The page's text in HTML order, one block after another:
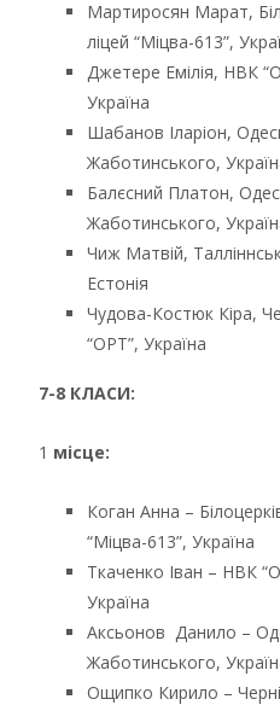
Мартиросян Марат,
ліцей “Міцва-613”,
Джетере Емілія, НВК
Україна
Шабанов Іларіон,
Жаботинського,
Балєсний Платон,
Жаботинського,
Чиж Матвій,
Естонія
Чудова-Костюк Кіра,
“ОРТ”, Україна
7-8 КЛАСИ:
1 місце:
Коган Анна –
“Міцва-613”, Україна
Ткаченко Іван – НВК
Україна
Аксьонов Данило –
Жаботинського,
Ощипко Кирило –